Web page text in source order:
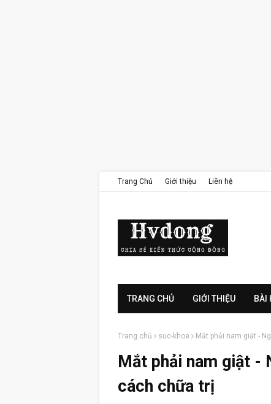
Trang Chủ Giới thiệu Liên hệ
TRANG CHỦ GIỚI THIỆU BÀI
Trang chủ suc-khoe Mắt phải nam giật -
Mắt phải nam giật -
cách chữa trị